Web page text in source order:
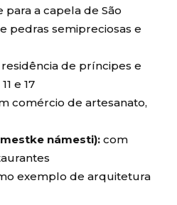
a capela de São
pedras semipreciosas e
residência de príncipes e
e 17
comércio de artesanato,
námesti): com
exemplo de arquitetura